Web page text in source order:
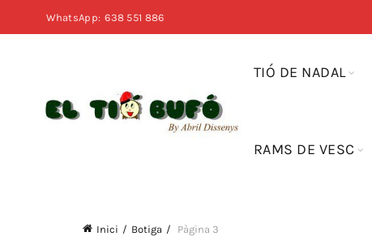
WhatsApp: 638 551 886
TIÓ DE NADAL
RAMS DE VESC
Inici Botiga Pàgina 3